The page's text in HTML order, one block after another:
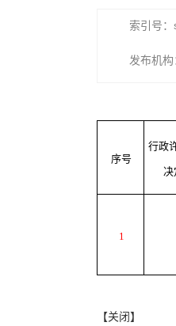
索引号
发布机
序号
行政
决
1
【关闭】